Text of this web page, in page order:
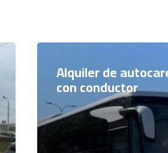
Alquiler de
con conductor